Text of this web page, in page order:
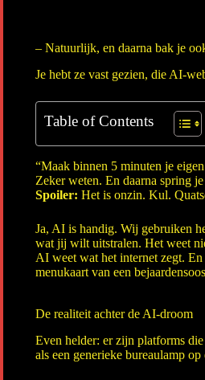
– Natuurlijk, en daarna bak je
Je hebt ze vast gezien, die AI-
Table of Contents
“Maak binnen 5 minuten je
Zeker weten. En daarna spring
Spoiler: Het is onzin. Kul.
Ja, AI is handig. Wij gebruiken
wat jij wilt uitstralen. Het weet
AI weet wat het internet zegt.
menukaart van een
De realiteit achter de AI-droom
Even helder: er zijn platforms
als een generieke bureaulamp